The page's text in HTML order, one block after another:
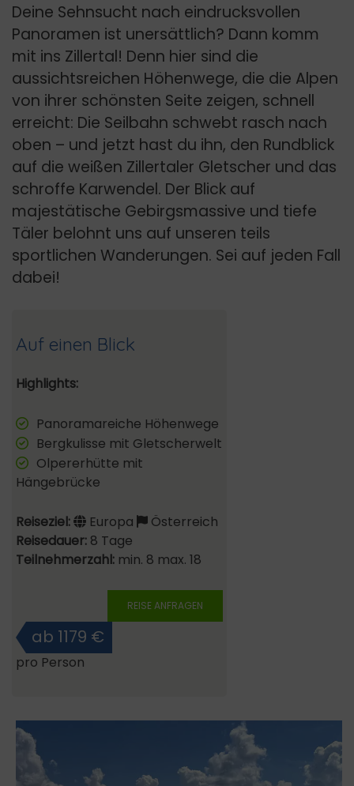
Deine Sehnsucht nach eindrucksvollen
Panoramen ist unersättlich? Dann komm
mit ins Zillertal! Denn hier sind die
aussichtsreichen Höhenwege, die die Alpen
von ihrer schönsten Seite zeigen, schnell
erreicht: Die Seilbahn schwebt rasch nach
oben – und jetzt hast du ihn, den Rundblick
auf die weißen Zillertaler Gletscher und das
schroffe Karwendel. Der Blick auf
majestätische Gebirgsmassive und tiefe
Täler belohnt uns auf unseren teils
sportlichen Wanderungen. Sei auf jeden Fall
dabei!
Auf einen Blick
Highlights:
Panoramareiche Höhenwege
Bergkulisse mit Gletscherwelt
Olpererhütte mit
Hängebrücke
Reiseziel: Europa
Österreich
Reisedauer: 8 Tage
Teilnehmerzahl: min. 8 max. 18
REISE ANFRAGEN
ab 1179 €
pro Person